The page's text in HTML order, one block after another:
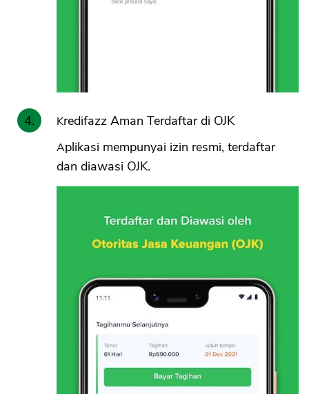
Kredifazz Aman Terdaftar di OJK
Aplikasi mempunyai izin resmi, terdaftar
dan diawasi OJK.